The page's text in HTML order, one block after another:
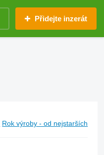
Přidejte inzerát
Rok výroby - od nejstarších